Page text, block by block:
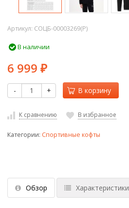
Артикул: СОЦБ-00003269(P)
В наличии
6 999 ₽
- + В корзину
К сравнению В избранное
Категории: Спортивные кофты
Обзор Характеристики